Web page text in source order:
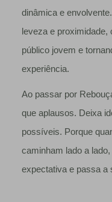
dinâmica e
leveza e
público jovem e
experiência.
Ao passar por
que aplausos. Deixa
possíveis. Porque
caminham lado a
expectativa e passa a